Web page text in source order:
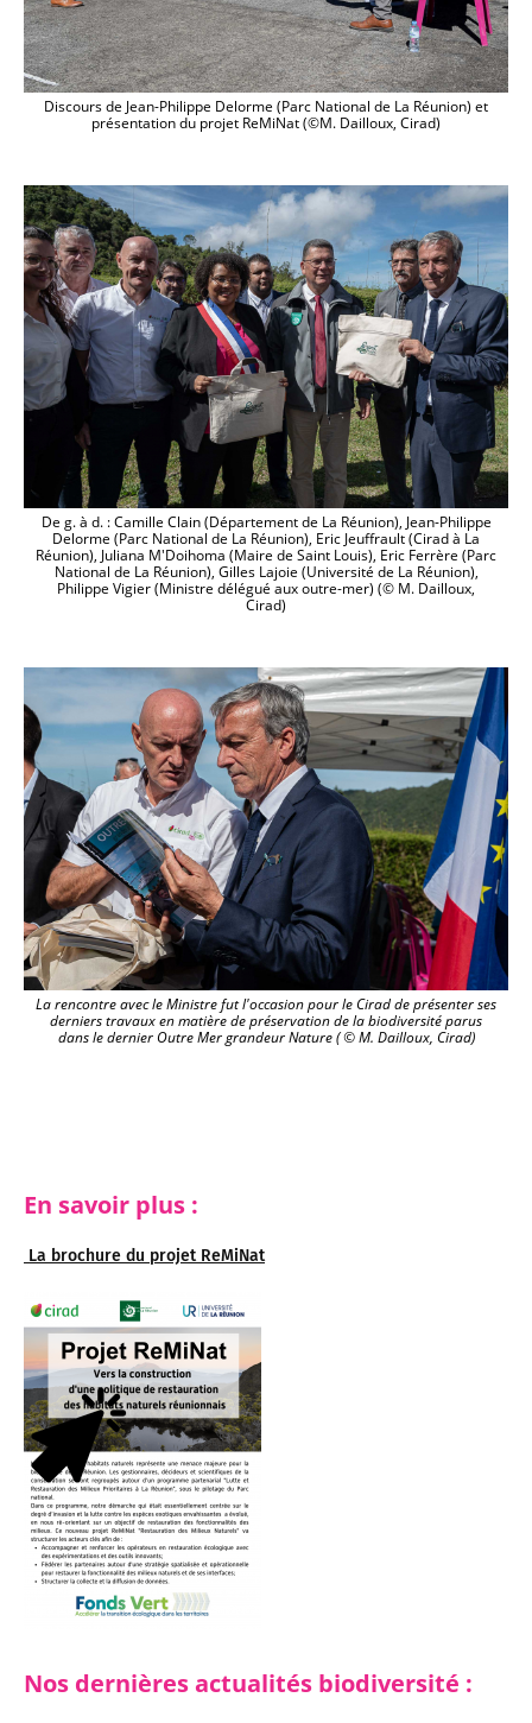
En savoir plus :
La brochure du projet ReMiNat
Nos dernières actualités biodiversité :
Discours de Jean-Philippe Delorme (Parc National de La Réunion) et
présentation du projet ReMiNat (©M. Dailloux, Cirad)
De g. à d. : Camille Clain (Département de La Réunion), Jean-Philippe
Delorme (Parc National de La Réunion), Eric Jeuffrault (Cirad à La
Réunion), Juliana M'Doihoma (Maire de Saint Louis), Eric Ferrère (Parc
National de La Réunion), Gilles Lajoie (Université de La Réunion),
Philippe Vigier (Ministre délégué aux outre-mer) (© M. Dailloux,
Cirad)
La rencontre avec le Ministre fut l'occasion pour le Cirad de présenter ses
derniers travaux en matière de préservation de la biodiversité parus
dans le dernier Outre Mer grandeur Nature ( © M. Dailloux, Cirad)